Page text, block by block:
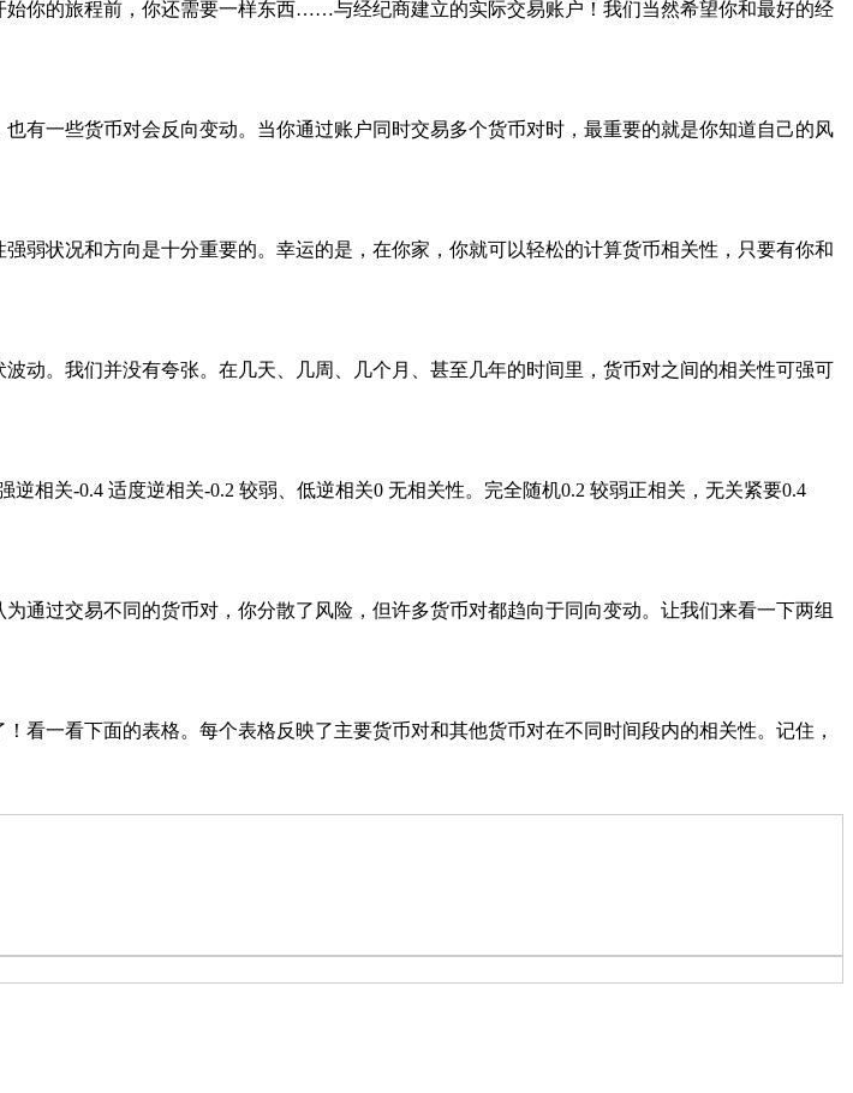
你的旅程前，你还需要一样东西……与经纪商建立的实际交易账户！我们当然希望你和最好的经
有一些货币对会反向变动。当你通过账户同时交易多个货币对时，最重要的就是你知道自己的风
弱状况和方向是十分重要的。幸运的是，在你家，你就可以轻松的计算货币相关性，只要有你和
动。我们并没有夸张。在几天、几周、几个月、甚至几年的时间里，货币对之间的相关性可强可
相关-0.4 适度逆相关-0.2 较弱、低逆相关0 无相关性。完全随机0.2 较弱正相关，无关紧要0.4
通过交易不同的货币对，你分散了风险，但许多货币对都趋向于同向变动。让我们来看一下两组
看一看下面的表格。每个表格反映了主要货币对和其他货币对在不同时间段内的相关性。记住，